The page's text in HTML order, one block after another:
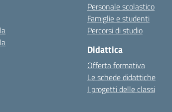
Personale scolastico
Famiglie e studenti
Percorsi di studio
Didattica
Offerta formativa
Le schede didattiche
I progetti delle classi